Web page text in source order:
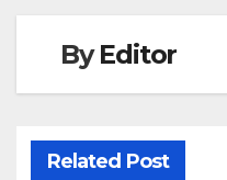
ByEditor
Related Post